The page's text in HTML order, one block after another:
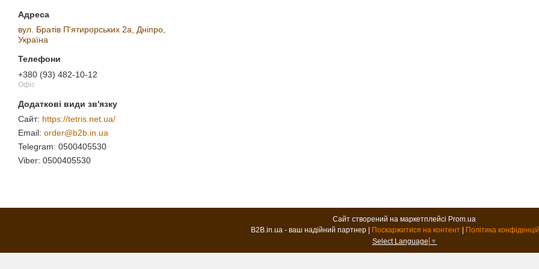
вул. Братів П'ятирорських 2а, Дніпро,
Україна
+380 (93) 482-10-12
Офіс
https://tetris.net.ua/
order@b2b.in.ua
0500405530
0500405530
Сайт створений на маркетплейсі Prom.ua
Поскаржитися на контент
Політика
Select Language ▼